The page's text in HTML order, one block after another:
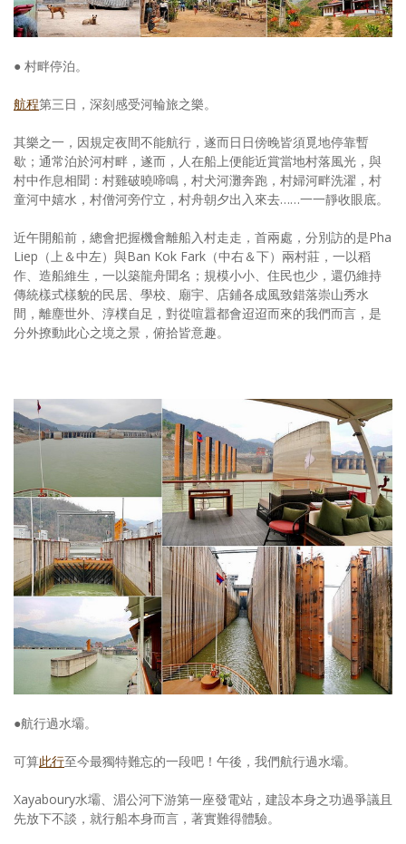
個人著作
活動實況記錄
媒體報導一覽
合作與代言
訂閱電子報
● 村畔停泊。
航程第三日，深刻感受河輪旅之樂。
其樂之一，因規定夜間不能航行，遂而日日傍晚皆須覓地停靠暫
歇；通常泊於河村畔，遂而，人在船上便能近賞當地村落風光，與
村中作息相聞：村雞破曉啼鳴，村犬河灘奔跑，村婦河畔洗濯，村
童河中嬉水，村僧河旁佇立，村舟朝夕出入來去……一一靜收眼底。
近午開船前，總會把握機會離船入村走走，首兩處，分別訪的是Pha
Liep（上＆中左）與Ban Kok Fark（中右＆下）兩村莊，一以稻
作、造船維生，一以築龍舟聞名；規模小小、住民也少，還仍維持
傳統樣式樣貌的民居、學校、廟宇、店鋪各成風致錯落崇山秀水
間，離塵世外、淳樸自足，對從喧囂都會迢迢而來的我們而言，是
分外撩動此心之境之景，俯拾皆意趣。
●航行過水壩。
可算此行至今最獨特難忘的一段吧！午後，我們航行過水壩。
Xayaboury水壩、湄公河下游第一座發電站，建設本身之功過爭議且
先放下不談，就行船本身而言，著實難得體驗。